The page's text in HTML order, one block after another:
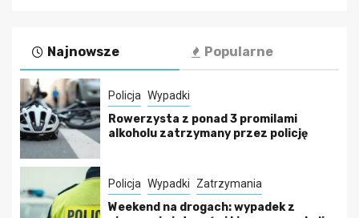
Najnowsze Popularne
Policja Wypadki
Rowerzysta z ponad 3 promilami
alkoholu zatrzymany przez policję
Policja Wypadki Zatrzymania
Weekend na drogach: wypadek z